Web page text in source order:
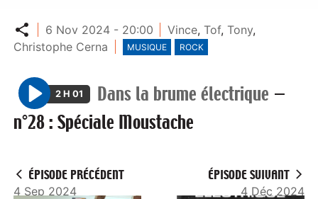
Partager
6 Nov 2024 - 20:00 Vince, Tof, Tony,
Christophe Cerna
MUSIQUE ROCK
P
l
2 H 01 Dans la brume électrique —
n°28 : Spéciale Moustache
ÉPISODE PRÉCÉDENT
4 Sep 2024
ÉPISODE SUIVANT
4 Déc 2024